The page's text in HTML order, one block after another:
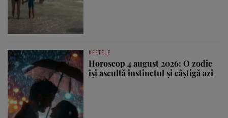
KFETELE
Horoscop 4 august 2026: O zodie
își ascultă instinctul și câștigă azi